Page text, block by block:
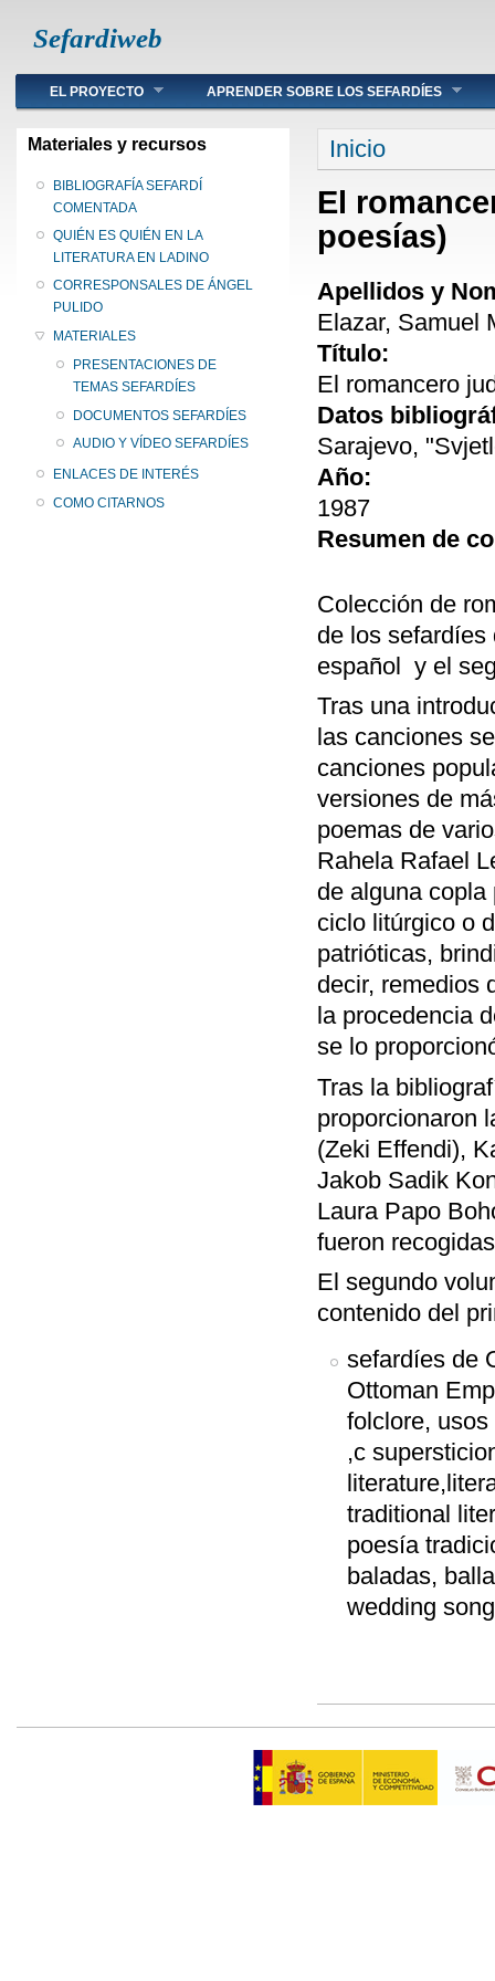
Sefardiweb
Main menu
EL PROYECTO APRENDER SOBRE LOS SEFARDÍES
Materiales y recursos
BIBLIOGRAFÍA SEFARDÍ
COMENTADA
QUIÉN ES QUIÉN EN LA
LITERATURA EN LADINO
CORRESPONSALES DE ÁNGEL
PULIDO
MATERIALES
PRESENTACIONES DE
TEMAS SEFARDÍES
DOCUMENTOS SEFARDÍES
AUDIO Y VÍDEO SEFARDÍES
ENLACES DE INTERÉS
COMO CITARNOS
Se encuentra
Inicio
El
poesías)
Apellidos y
Elazar, Samuel
Título:
El romancero
Datos
Sarajevo,
Año:
1987
Resumen de
Colección de
de los sefardíes
español y el
Tras una
las canciones
canciones
versiones de
poemas de
Rahela Rafael
de alguna
ciclo litúrgico o
patrióticas,
decir, remedios
la procedencia
se lo
Tras la
proporcionaron
(Zeki Effendi),
Jakob Sadik
Laura Papo
fueron
El segundo
contenido del
sefardíes de
Ottoman
folclore,
,c
traditional
poesía
baladas,
wedding